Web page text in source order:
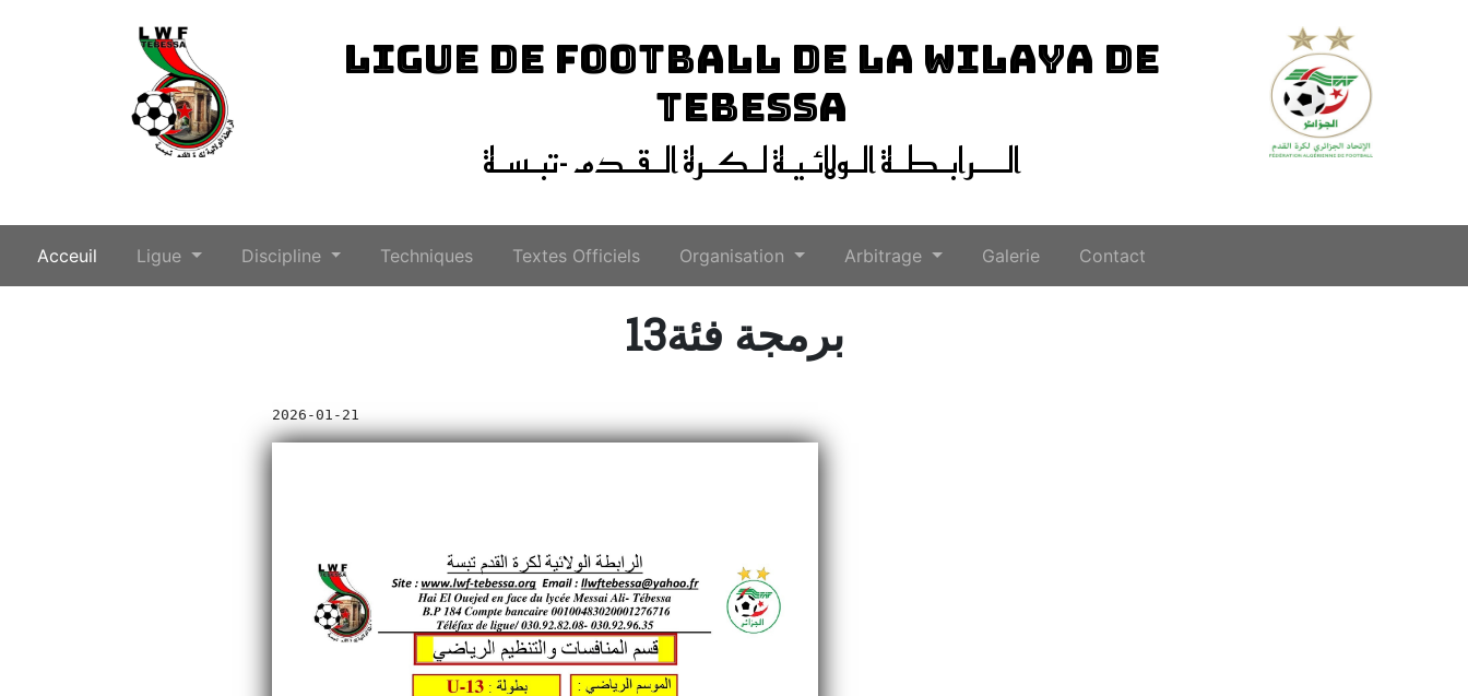
LIGUE DE FOOTBALL DE LA WILAYA DE
TEBESSA
الـــرابـطـة الـولائـيـة لـكـرة الـقـدم -تبـسـة
Acceuil (current)
Ligue Discipline Techniques Textes Officiels Organisation Arbitrage Galerie Contact
13برمجة فئة
2026-01-21